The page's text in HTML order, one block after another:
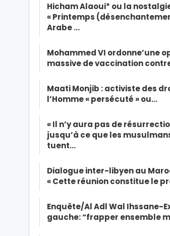
Hicham Alaoui* ou la
« Printemps
Arabe …
Mohammed VI ordonne’une
massive de vaccination
Maati Monjib : activiste des
l’Homme « persécuté » ou…
« Il n’y aura pas de
jusqu’à ce que les
tuent…
Dialogue inter-libyen au
« Cette réunion constitue le
Enquête/Al Adl Wal Ihssane-
gauche: “frapper ensemble